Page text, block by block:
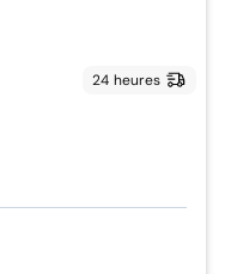
24 heures